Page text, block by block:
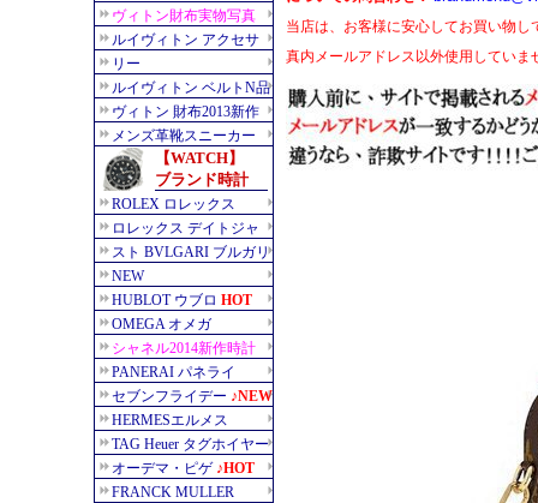
当店は、お客様に安心してお買い物し
真内メールアドレス以外使用していま